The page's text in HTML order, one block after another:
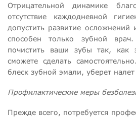
Отрицательной динамике
отсутствие каждодневной
допустить развитие осложнений
способен только зубной
почистить ваши зубы так, как
сможете сделать
блеск зубной эмали, уберет
Профилактические меры
Прежде всего, потребуется